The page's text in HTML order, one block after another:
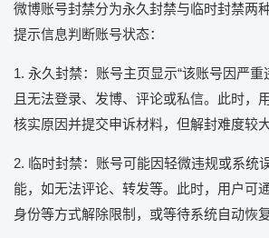
微博账号封禁分为永久封禁与临时封禁两
提示信息判断账号状态：
1. 永久封禁：账号主页显示“该账号因严重
且无法登录、发博、评论或私信。此时，
核实原因并提交申诉材料，但解封难度较大
2. 临时封禁：账号可能因轻微违规或系统
能，如无法评论、转发等。此时，用户可
身份等方式解除限制，或等待系统自动恢复